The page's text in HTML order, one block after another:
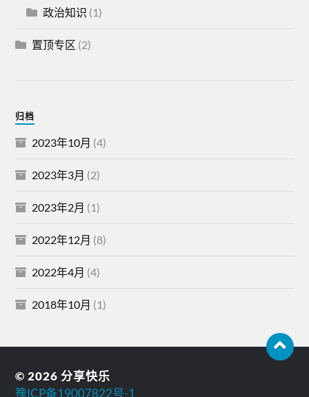
政治知识 (1)
置顶专区 (2)
归档
2023年10月 (4)
2023年3月 (2)
2023年2月 (1)
2022年12月 (8)
2022年4月 (4)
2018年10月 (1)
© 2026分享快乐
豫ICP备19007822号-1